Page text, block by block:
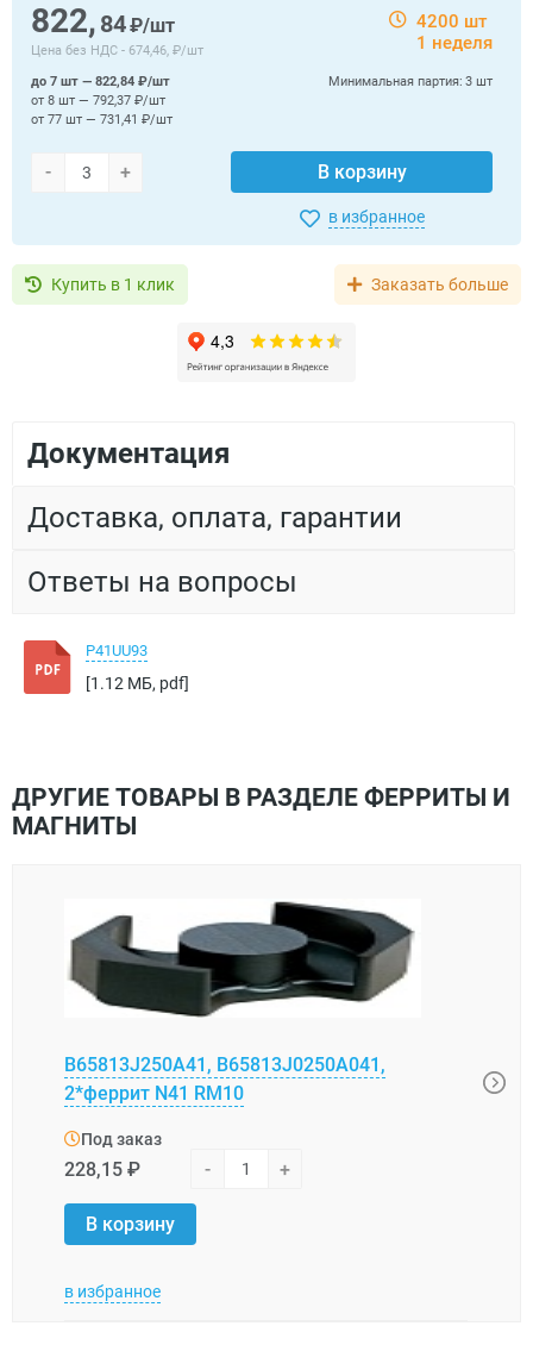
822, 84₽/шт
Цена без НДС - 674,46, ₽/шт
4200 шт
1 неделя
- + В корзину
Минимальная партия: 3 шт
до 7 шт — 822,84 ₽/шт
от 8 шт — 792,37 ₽/шт
от 77 шт — 731,41 ₽/шт
в избранное
Купить в 1 клик Заказать больше
Документация
Доставка, оплата, гарантии
Ответы на вопросы
P41UU93
[1.12 МБ, pdf]
ДРУГИЕ ТОВАРЫ В РАЗДЕЛЕ ФЕРРИТЫ И
МАГНИТЫ
B65813J250A41, B65813J0250A041,
2*феррит N41 RM10
Под заказ
228,15 ₽ - +
В корзину
в избранное